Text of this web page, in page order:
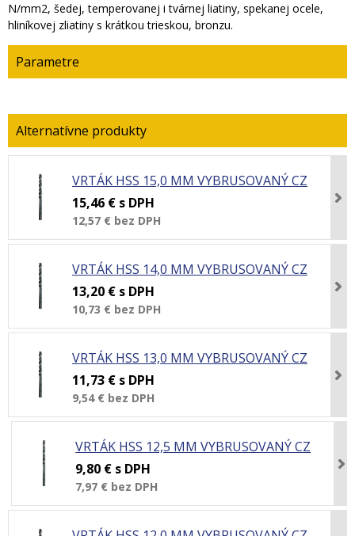
N/mm2, šedej, temperovanej i tvárnej liatiny, spekanej ocele,
hliníkovej zliatiny s krátkou trieskou, bronzu.
Parametre
VRTÁK HSS 15,0 MM VYBRUSOVANÝ CZ
15,46 € s DPH
12,57 € bez DPH
VRTÁK HSS 14,0 MM VYBRUSOVANÝ CZ
13,20 € s DPH
10,73 € bez DPH
VRTÁK HSS 13,0 MM VYBRUSOVANÝ CZ
11,73 € s DPH
9,54 € bez DPH
VRTÁK HSS 12,5 MM VYBRUSOVANÝ CZ
9,80 € s DPH
7,97 € bez DPH